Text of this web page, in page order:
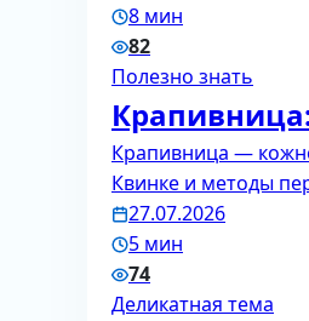
8 мин
82
Полезно знать
Крапивница —
Квинке и методы
27.07.2026
5 мин
74
Деликатная тема